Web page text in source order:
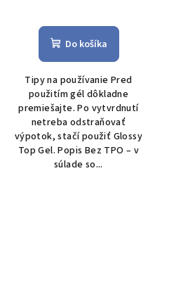
Do košíka
Tipy na používanie Pred
použitím gél dôkladne
premiešajte. Po vytvrdnutí
netreba odstraňovať
výpotok, stačí použiť Glossy
Top Gel. Popis Bez TPO – v
súlade so...